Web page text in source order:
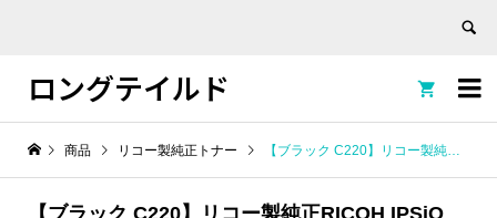

ロングテイルド 
商品 リコー製純正トナー 【ブラック C220】リコー製純正RICOH IPSiO SP トナーカートリッジ ブラック C220
【ブラック C220】リコー製純正RICOH IPSiO